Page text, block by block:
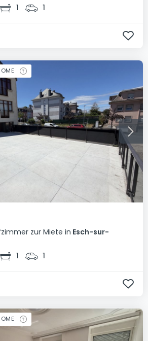
1 1
zur Miete in Esch-sur-
1 1